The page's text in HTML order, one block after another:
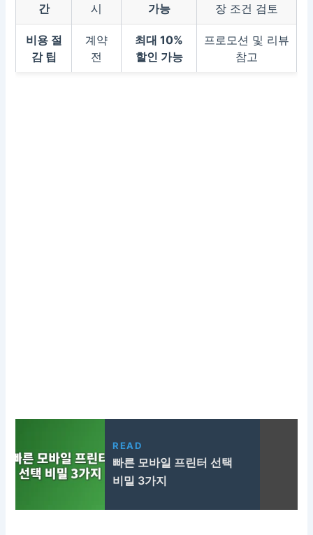
간
시
가능
장 조건 검토
비용 절
감 팁
계약
전
최대 10%
할인 가능
프로모션 및 리뷰
참고
READ
빠른 모바일 프린터 선택
비밀 3가지